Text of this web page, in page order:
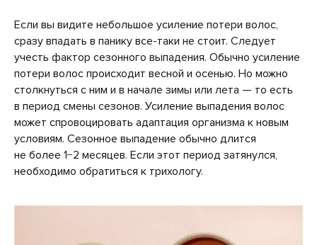
Если вы видите небольшое усиление потери волос,
сразу впадать в панику все-таки не стоит. Следует
учесть фактор сезонного выпадения. Обычно усиление
потери волос происходит весной и осенью. Но можно
столкнуться с ним и в начале зимы или лета — то есть
в период смены сезонов. Усиление выпадения волос
может спровоцировать адаптация организма к новым
условиям. Сезонное выпадение обычно длится
не более 1−2 месяцев. Если этот период затянулся,
необходимо обратиться к трихологу.